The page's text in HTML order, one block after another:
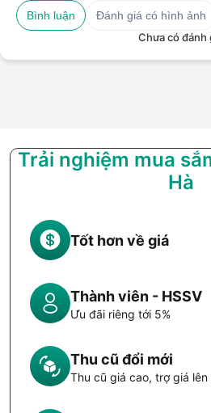
Bình luận Đánh giá có hình ảnh
Chưa có đánh
Trải nghiệm mua
Hà
Tốt hơn về giá
Thành viên - HSSV
Ưu đãi riêng tới 5%
Thu cũ đổi mới
Thu cũ giá cao, trợ giá lên